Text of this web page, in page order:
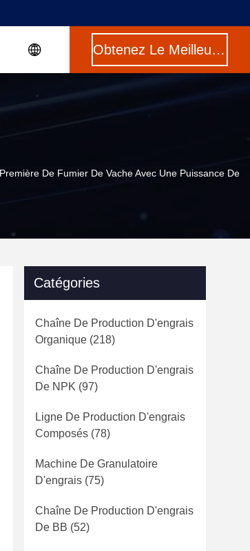
Obtenez Le Meilleur Prix
De Fumier De Vache Avec Une Puissance De
Catégories
Chaîne De Production D'engrais
Organique (218)
Chaîne De Production D'engrais
De NPK (97)
Ligne De Production D'engrais
Composés (78)
Machine De Granulatoire
D'engrais (75)
Chaîne De Production D'engrais
De BB (52)